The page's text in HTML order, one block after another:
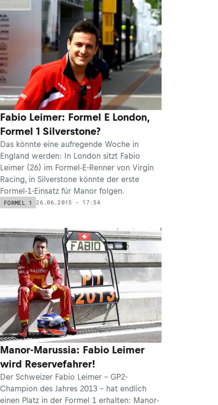
Fabio Leimer: Formel E London,
Formel 1 Silverstone?
Das könnte eine aufregende Woche in
England werden: In London sitzt Fabio
Leimer (26) im Formel-E-Renner von Virgin
Racing, in Silverstone könnte der erste
Formel-1-Einsatz für Manor folgen.
FORMEL 1 26.06.2015 - 17:54
Manor-Marussia: Fabio Leimer
wird Reservefahrer!
Der Schweizer Fabio Leimer – GP2-
Champion des Jahres 2013 – hat endlich
einen Platz in der Formel 1 erhalten: Manor-